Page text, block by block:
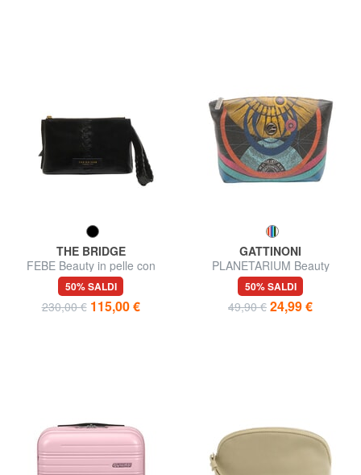
THE BRIDGE
FEBE Beauty in pelle con
intrecci
50% SALDI
230,00 € 115,00 €
GATTINONI
PLANETARIUM Beauty
grande
50% SALDI
49,90 € 24,99 €